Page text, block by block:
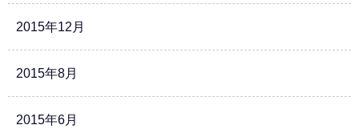
2015年12月
2015年8月
2015年6月